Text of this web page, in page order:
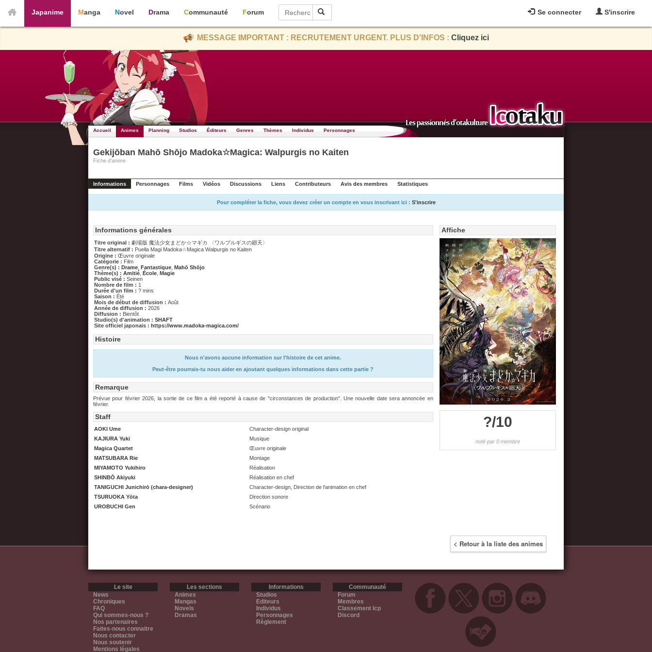
Se connecter S'inscrire
Japanime Manga Novel Drama Communauté Forum
MESSAGE IMPORTANT : RECRUTEMENT URGENT. PLUS D'INFOS : Cliquez ici
Accueil Animes Planning Studios Éditeurs Genres Thèmes Individus Personnages
Gekijōban Mahō Shōjo Madoka☆Magica: Walpurgis no Kaiten
Fiche d'anime
Informations Personnages Films Vidéos Discussions Liens Contributeurs Avis des membres Statistiques
Pour compléter la fiche, vous devez créer un compte en vous inscrivant ici : S'inscrire
Affiche
?/10
noté par 0 membre
Informations générales
Titre original : 劇場版 魔法少女まどか☆マギカ 〈ワルプルギスの廻天〉
Titre alternatif : Puella Magi Madoka☆Magica Walpurgis no Kaiten
Origine : Œuvre originale
Catégorie : Film
Genre(s) : Drame Fantastique Mahō Shōjo
Thème(s) : Amitié École Magie
Public visé : Seinen
Nombre de film : 1
Durée d'un film : ? mins
Saison : Été
Mois de début de diffusion : Août
Année de diffusion : 2026
Diffusion : Bientôt
Studio(s) d'animation : SHAFT
Site officiel japonais : https://www.madoka-magica.com/
Histoire
Nous n'avons aucune information sur l'histoire de cet anime.
Peut-être pourrais-tu nous aider en ajoutant quelques informations dans cette partie ?
Remarque
Prévue pour février 2026, la sortie de ce film a été reporté à cause de "circonstances de production". Une nouvelle date sera annoncée en
février.
Staff
AOKI Ume
Character-design original
KAJIURA Yuki
Musique
Magica Quartet
Œuvre originale
MATSUBARA Rie
Montage
MIYAMOTO Yukihiro
Réalisation
SHINBŌ Akiyuki
Réalisation en chef
TANIGUCHI Junichirō (chara-designer)
Character-design, Direction de l'animation en chef
TSURUOKA Yōta
Direction sonore
UROBUCHI Gen
Scénario
< Retour à la liste des animes
Le site
News
Chroniques
FAQ
Qui sommes-nous ?
Nos partenaires
Faites-nous connaitre
Nous contacter
Nous soutenir
Mentions légales
Les sections
Animes
Mangas
Novels
Dramas
Informations
Studios
Editeurs
Individus
Personnages
Règlement
Communauté
Forum
Membres
Classement Icp
Discord